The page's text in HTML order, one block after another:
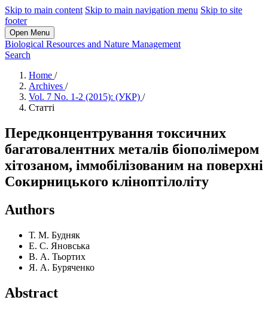
Skip to main content Skip to main navigation menu Skip to site
footer
Open Menu
Biological Resources and Nature Management
Search
Home /
Archives /
Vol. 7 No. 1-2 (2015): (УКР) /
Статті
Передконцентрування токсичних
багатовалентних металів біополімером
хітозаном, іммобілізованим на поверхні
Сокирницького кліноптілоліту
Authors
Т. М. Будняк
Е. С. Яновська
В. А. Тьортих
Я. А. Буряченко
Abstract